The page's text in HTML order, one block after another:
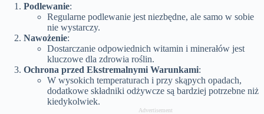
Podlewanie:
Regularne podlewanie jest niezbędne, ale samo w sobie
nie wystarczy.
Nawożenie:
Dostarczanie odpowiednich witamin i minerałów jest
kluczowe dla zdrowia roślin.
Ochrona przed Ekstremalnymi Warunkami:
W wysokich temperaturach i przy skąpych opadach,
dodatkowe składniki odżywcze są bardziej potrzebne niż
kiedykolwiek.
Advertisement